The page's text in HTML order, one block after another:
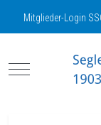
Mitglieder-Login
Mobile Menu Toggle